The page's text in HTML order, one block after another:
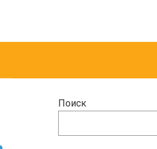
Поиск